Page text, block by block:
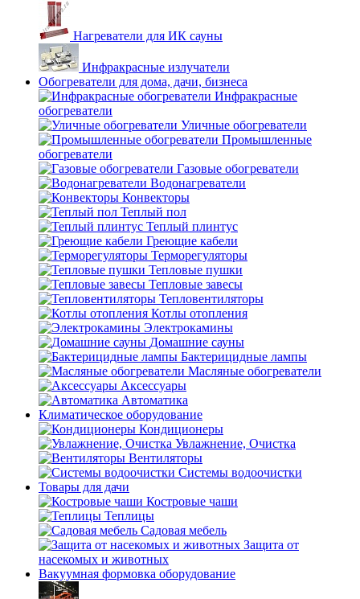
Нагреватели для ИК сауны
Инфракрасные излучатели
Обогреватели для дома, дачи, бизнеса
Инфракрасные
обогреватели
Уличные обогреватели
Промышленные
обогреватели
Газовые обогреватели
Водонагреватели
Конвекторы
Теплый пол
Теплый плинтус
Греющие кабели
Терморегуляторы
Тепловые пушки
Тепловые завесы
Тепловентиляторы
Котлы отопления
Электрокамины
Домашние сауны
Бактерицидные лампы
Масляные обогреватели
Аксессуары
Автоматика
Климатическое оборудование
Кондиционеры
Увлажнение, Очистка
Вентиляторы
Системы водоочистки
Товары для дачи
Костровые чаши
Теплицы
Садовая мебель
Защита от
насекомых и животных
Вакуумная формовка оборудование